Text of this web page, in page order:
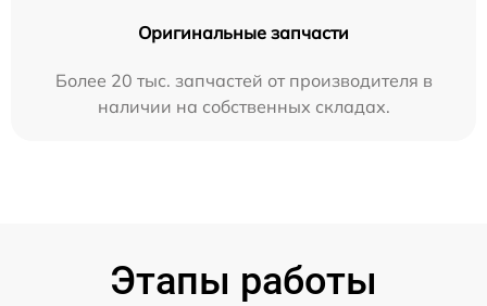
Оригинальные запчасти
Более 20 тыс. запчастей от производителя в
наличии на собственных складах.
Этапы работы